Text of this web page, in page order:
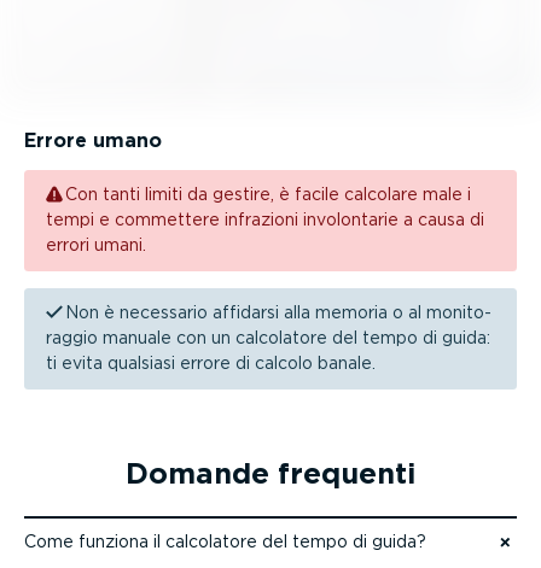
Errore umano
Con tanti limiti da gestire, è facile calcolare male i
tempi e commettere infrazioni involon­tarie a causa di
errori umani.
Non è necessario affidarsi alla memoria o al monito­
raggio manuale con un calcolatore del tempo di guida:
ti evita qualsiasi errore di calcolo banale.
Domande frequenti
Come funziona il calcolatore del tempo di guida?